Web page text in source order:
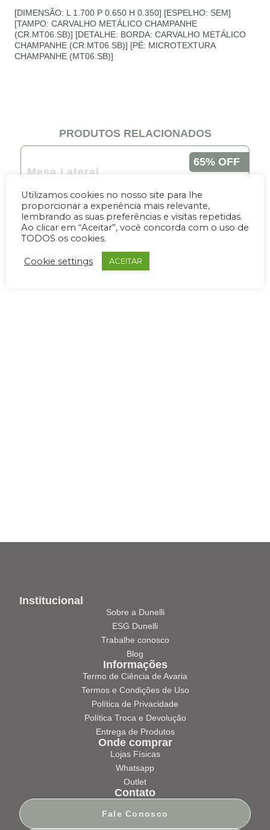
[DIMENSÃO: L 1.700 P 0.650 H 0.350] [ESPELHO: SEM]
[TAMPO: CARVALHO METÁLICO CHAMPANHE
(CR.MT06.SB)] [DETALHE: BORDA: CARVALHO METÁLICO
CHAMPANHE (CR.MT06.SB)] [PÉ: MICROTEXTURA
CHAMPANHE (MT06.SB)]
PRODUTOS RELACIONADOS
65% OFF
Mesa Lateral
De R$5,644.80 Por R$1,976.00
10x de 197.60
Institucional
Sobre a Dunelli
ESG Dunelli
Trabalhe conosco
Blog
Informações
Termo de Ciência de Avaria
Termos e Condições de Uso
Política de Privacidade
Política Troca e Devolução
Entrega de Produtos
Onde comprar
Lojas Físicas
Whatsapp
Outlet
Contato
Fale Conosco
Utilizamos cookies no nosso site para lhe
proporcionar a experiência mais relevante,
lembrando as suas preferências e visitas repetidas.
Ao clicar em “Aceitar”, você concorda com o uso de
TODOS os cookies.
Cookie settings ACEITAR